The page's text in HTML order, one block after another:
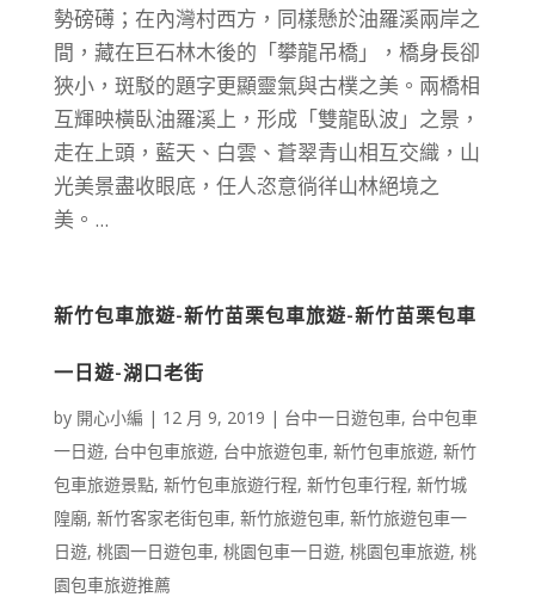
勢磅礡；在內灣村西方，同樣懸於油羅溪兩岸之
間，藏在巨石林木後的「攀龍吊橋」，橋身長卻
狹小，斑駁的題字更顯靈氣與古樸之美。兩橋相
互輝映橫臥油羅溪上，形成「雙龍臥波」之景，
走在上頭，藍天、白雲、蒼翠青山相互交織，山
光美景盡收眼底，任人恣意徜徉山林絕境之
美。...
新竹包車旅遊-新竹苗栗包車旅遊-新竹苗栗包車
一日遊-湖口老街
by 開心小編 | 12 月 9, 2019 | 台中一日遊包車, 台中包車
一日遊, 台中包車旅遊, 台中旅遊包車, 新竹包車旅遊, 新竹
包車旅遊景點, 新竹包車旅遊行程, 新竹包車行程, 新竹城
隍廟, 新竹客家老街包車, 新竹旅遊包車, 新竹旅遊包車一
日遊, 桃園一日遊包車, 桃園包車一日遊, 桃園包車旅遊, 桃
園包車旅遊推薦